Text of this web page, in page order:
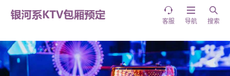

搜索

导航

客服